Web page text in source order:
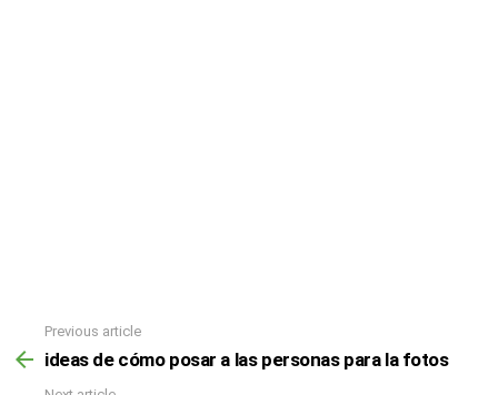
Previous article
ideas de cómo posar a las personas para la fotos